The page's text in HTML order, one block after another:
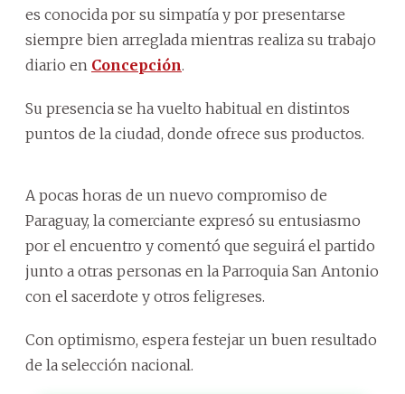
es conocida por su simpatía y por presentarse
siempre bien arreglada mientras realiza su trabajo
diario en Concepción.
Su presencia se ha vuelto habitual en distintos
puntos de la ciudad, donde ofrece sus productos.
A pocas horas de un nuevo compromiso de
Paraguay, la comerciante expresó su entusiasmo
por el encuentro y comentó que seguirá el partido
junto a otras personas en la Parroquia San Antonio
con el sacerdote y otros feligreses.
Con optimismo, espera festejar un buen resultado
de la selección nacional.